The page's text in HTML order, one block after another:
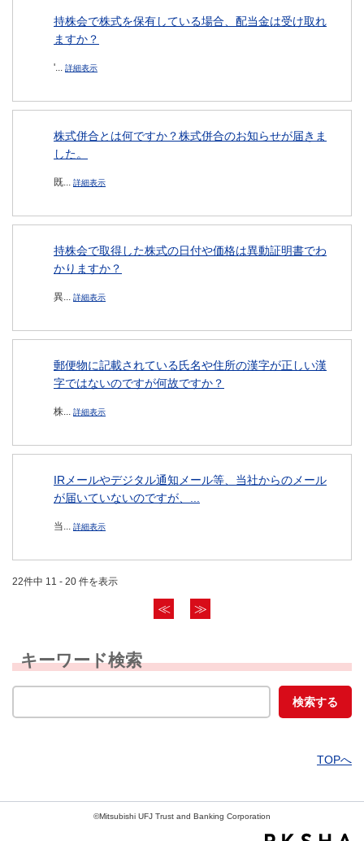
持株会で株式を保有している場合、配当金は受け取れ
ますか？
'... 詳細表示
株式併合とは何ですか？株式併合のお知らせが届きま
した。
既... 詳細表示
持株会で取得した株式の日付や価格は異動証明書でわ
かりますか？
異... 詳細表示
郵便物に記載されている氏名や住所の漢字が正しい漢
字ではないのですが何故ですか？
株... 詳細表示
IRメールやデジタル通知メール等、当社からのメール
が届いていないのですが、...
当... 詳細表示
22件中 11 - 20 件を表示
≪ ≫
キーワード検索
TOPへ
©Mitsubishi UFJ Trust and Banking Corporation